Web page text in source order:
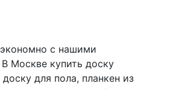
с нашими
Москве купить доску
для пола, планкен из